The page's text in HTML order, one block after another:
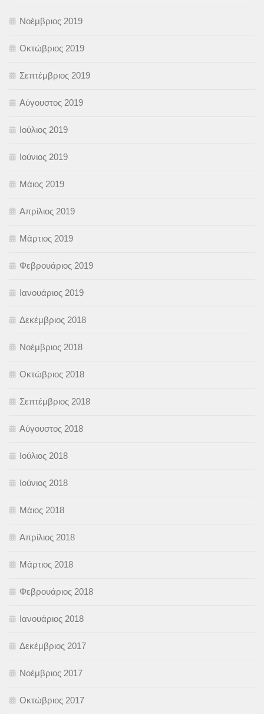
Νοέμβριος 2019
Οκτώβριος 2019
Σεπτέμβριος 2019
Αύγουστος 2019
Ιούλιος 2019
Ιούνιος 2019
Μάιος 2019
Απρίλιος 2019
Μάρτιος 2019
Φεβρουάριος 2019
Ιανουάριος 2019
Δεκέμβριος 2018
Νοέμβριος 2018
Οκτώβριος 2018
Σεπτέμβριος 2018
Αύγουστος 2018
Ιούλιος 2018
Ιούνιος 2018
Μάιος 2018
Απρίλιος 2018
Μάρτιος 2018
Φεβρουάριος 2018
Ιανουάριος 2018
Δεκέμβριος 2017
Νοέμβριος 2017
Οκτώβριος 2017